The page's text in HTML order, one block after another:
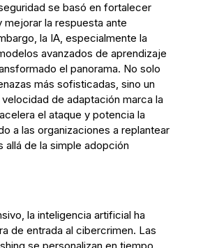
se basó en fortalecer
mejorar la respuesta ante
la IA, especialmente la
avanzados de aprendizaje
el panorama. No solo
más sofisticadas, sino un
de adaptación marca la
el ataque y potencia la
a las organizaciones a replantear
allá de la simple adopción
la inteligencia artificial ha
de entrada al cibercrimen. Las